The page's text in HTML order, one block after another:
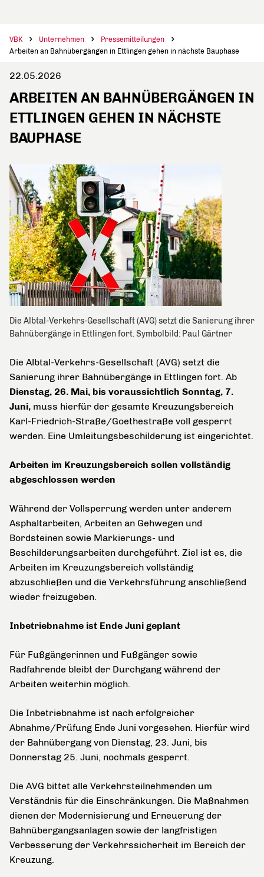
VBK Unternehmen
Pressemitteilungen
Arbeiten an Bahnübergängen in Ettlingen gehen in nächste Bauphase
22.05.2026
ARBEITEN AN BAHNÜBERGÄNGEN IN
ETTLINGEN GEHEN IN NÄCHSTE
BAUPHASE
Die Albtal-Verkehrs-Gesellschaft (AVG) setzt die Sanierung ihrer
Bahnübergänge in Ettlingen fort. Symbolbild: Paul Gärtner
Die Albtal-Verkehrs-Gesellschaft (AVG) setzt die
Sanierung ihrer Bahnübergänge in Ettlingen fort. Ab
Dienstag, 26. Mai, bis voraussichtlich Sonntag, 7.
Juni, muss hierfür der gesamte Kreuzungsbereich
Karl-Friedrich-Straße/Goethestraße voll gesperrt
werden. Eine Umleitungsbeschilderung ist eingerichtet.
Arbeiten im Kreuzungsbereich sollen vollständig
abgeschlossen werden
Während der Vollsperrung werden unter anderem
Asphaltarbeiten, Arbeiten an Gehwegen und
Bordsteinen sowie Markierungs- und
Beschilderungsarbeiten durchgeführt. Ziel ist es, die
Arbeiten im Kreuzungsbereich vollständig
abzuschließen und die Verkehrsführung anschließend
wieder freizugeben.
Inbetriebnahme ist Ende Juni geplant
Für Fußgängerinnen und Fußgänger sowie
Radfahrende bleibt der Durchgang während der
Arbeiten weiterhin möglich.
Die Inbetriebnahme ist nach erfolgreicher
Abnahme/Prüfung Ende Juni vorgesehen. Hierfür wird
der Bahnübergang von Dienstag, 23. Juni, bis
Donnerstag 25. Juni, nochmals gesperrt.
Die AVG bittet alle Verkehrsteilnehmenden um
Verständnis für die Einschränkungen. Die Maßnahmen
dienen der Modernisierung und Erneuerung der
Bahnübergangsanlagen sowie der langfristigen
Verbesserung der Verkehrssicherheit im Bereich der
Kreuzung.